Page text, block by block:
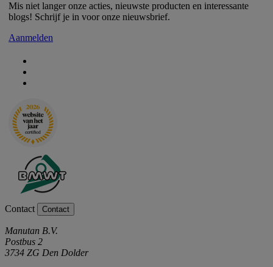
Mis niet langer onze acties, nieuwste producten en interessante
blogs! Schrijf je in voor onze nieuwsbrief.
Aanmelden
Contact Contact
Manutan B.V.
Postbus 2
3734 ZG Den Dolder